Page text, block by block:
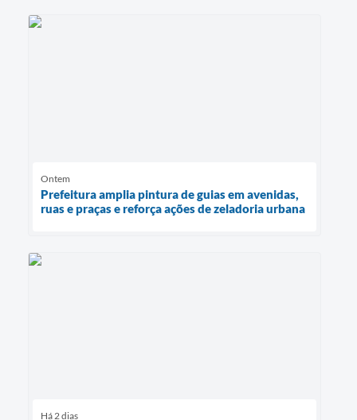
Ontem
Prefeitura amplia pintura de guias em avenidas,
ruas e praças e reforça ações de zeladoria urbana
Há 2 dias